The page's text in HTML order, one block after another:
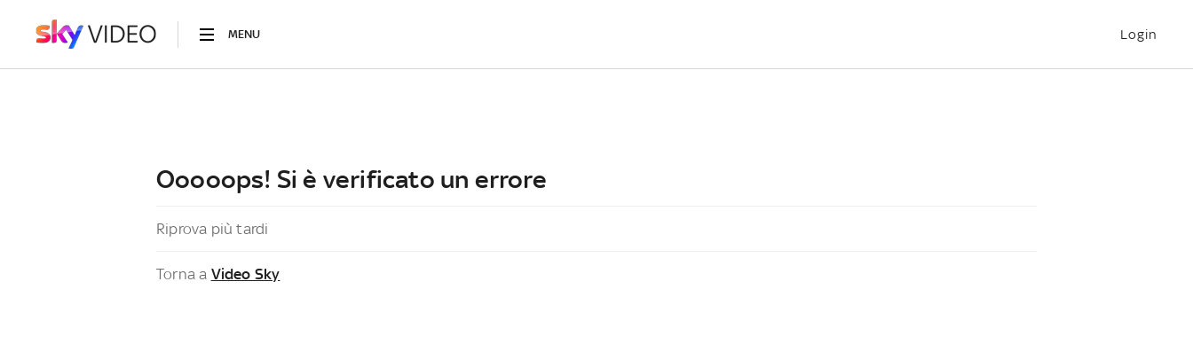
MENU Login
Ooooops! Si è verificato un errore
Riprova più tardi
Torna a Video Sky